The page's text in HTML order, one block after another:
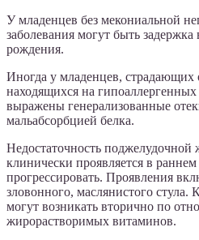
У младенцев без мекониальной
заболевания могут быть задержка
рождения.
Иногда у младенцев, страдающих
находящихся на
выражены генерализованные
мальабсорбцией белка.
Недостаточность поджелудочной
клинически проявляется в
прогрессировать. Проявления
зловонного, маслянистого стула.
могут возникать вторично по
жирорастворимых витаминов.